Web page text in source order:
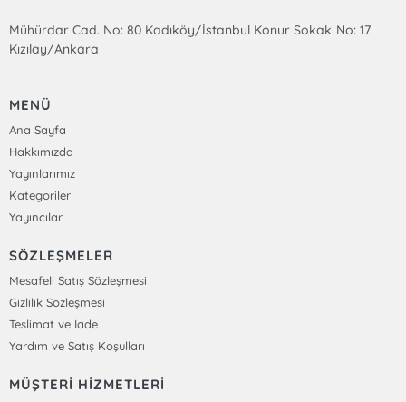
Mühürdar Cad. No: 80 Kadıköy/İstanbul Konur Sokak No: 17
Kızılay/Ankara
MENÜ
Ana Sayfa
Hakkımızda
Yayınlarımız
Kategoriler
Yayıncılar
SÖZLEŞMELER
Mesafeli Satış Sözleşmesi
Gizlilik Sözleşmesi
Teslimat ve İade
Yardım ve Satış Koşulları
MÜŞTERİ HİZMETLERİ